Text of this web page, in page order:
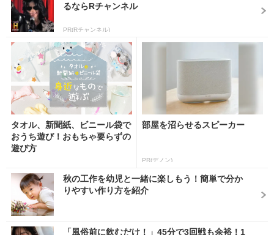
るならRチャンネル
PR(Rチャンネル)
タオル、新聞紙、ビニール袋で
おうち遊び！おもちゃ要らずの
遊び方
部屋を沼らせるスピーカー
PR(デノン)
秋の工作を幼児と一緒に楽しもう！簡単で分か
りやすい作り方を紹介
「風俗前に飲むだけ！」45分で3回戦も余裕！1